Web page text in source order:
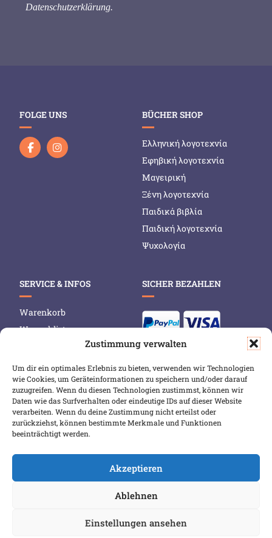
Zustimmung verwalten
Um dir ein optimales Erlebnis zu bieten, verwenden wir Technologien
wie Cookies, um Geräteinformationen zu speichern und/oder darauf
zuzugreifen. Wenn du diesen Technologien zustimmst, können wir
Daten wie das Surfverhalten oder eindeutige IDs auf dieser Website
verarbeiten. Wenn du deine Zustimmung nicht erteilst oder
zurückziehst, können bestimmte Merkmale und Funktionen
beeinträchtigt werden.
Akzeptieren
Ablehnen
Einstellungen ansehen
Datenschutzerklärung.
FOLGE UNS BÜCHER SHOP
Ελληνική λογοτεχνία
Εφηβική λογοτεχνία
Μαγειρική
Ξένη λογοτεχνία
Παιδικά βιβλία
Παιδική λογοτεχνία
Ψυχολογία
SERVICE & INFOS
Warenkorb
Wunschliste
Versand & Lieferung
Zahlungsweisen
Widerruf
SICHER BEZAHLEN
COPYRIGHT 2026 BIBLIOPOREIA
DATENSCHUTZBESTIMMUNGEN
IMPRESSUM